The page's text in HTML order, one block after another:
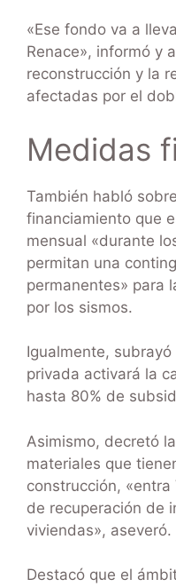
«Ese fondo va a
Renace», informó y
reconstrucción y la
afectadas por el
Medidas
También habló
financiamiento que
mensual «durante
permitan una
permanentes» para
por los sismos.
Igualmente,
privada activará la
hasta 80% de
Asimismo, decretó
materiales que
construcción,
de recuperación de
viviendas», aseveró.
Destacó que el